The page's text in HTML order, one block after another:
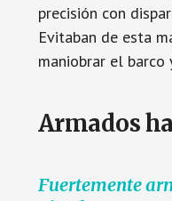
precisión con
Evitaban de esta
maniobrar el barco
Armados
Fuertemente